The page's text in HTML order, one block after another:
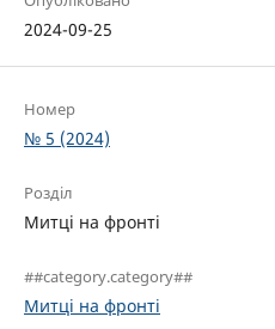
2024-09-25
Номер
№ 5 (2024)
Розділ
Митці на фронті
##category.category##
Митці на фронті